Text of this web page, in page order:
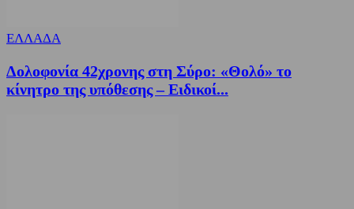
ΕΛΛΑΔΑ
Δολοφονία 42χρονης στη Σύρο: «Θολό» το
κίνητρο της υπόθεσης – Ειδικοί...